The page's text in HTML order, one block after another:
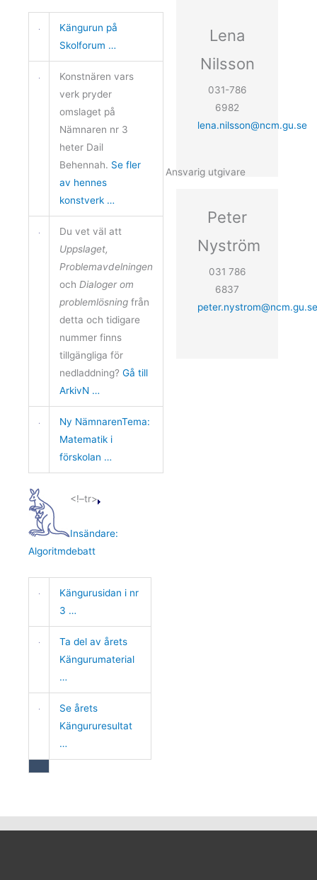
Kängurun på
Skolforum …
Konstnären vars
verk pryder
omslaget på
Nämnaren nr 3
heter Dail
Behennah. Se fler
av hennes
konstverk …
Du vet väl att
Uppslaget,
Problemavdelningen
och Dialoger om
problemlösningfrån
detta och tidigare
nummer finns
tillgängliga för
nedladdning? Gå till
ArkivN …
Ny NämnarenTema:
Matematik i
förskolan …
<!–tr>
Insändare:
Algoritmdebatt
Kängurusidan i nr
3 …
Ta del av årets
Kängurumaterial
…
Se årets
Kängururesultat
…
Lena
Nilsson
031-786
6982
lena.nilsson@ncm.gu.se
Ansvarig utgivare
Peter
Nyström
031 786
6837
peter.nystrom@ncm.gu.se